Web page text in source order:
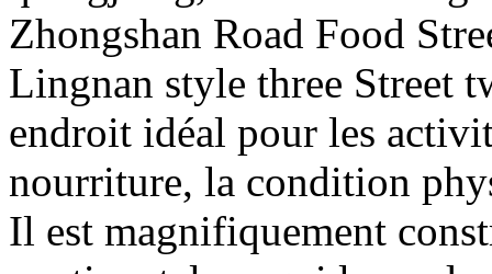
Zhongshan Road Food
Lingnan style three Street
endroit idéal pour les
nourriture, la condition
Il est magnifiquement